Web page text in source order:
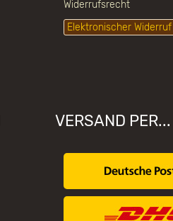
Widerrufsrecht
Elektronischer Widerruf
VERSAND PER...